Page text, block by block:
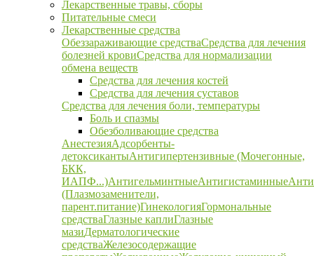
Лекарственные травы, сборы
Питательные смеси
Лекарственные средства
Обеззараживающие средстваСредства для лечения
болезней кровиСредства для нормализации
обмена веществ
Средства для лечения костей
Средства для лечения суставов
Средства для лечения боли, температуры
Боль и спазмы
Обезболивающие средства
АнестезияАдсорбенты-
детоксикантыАнтигипертензивные (Мочегонные,
БКК,
ИАПФ...)АнтигельминтныеАнтигистаминные
(Плазмозаменители,
парент.питание)ГинекологияГормональные
средстваГлазные каплиГлазные
мазиДерматологические
средстваЖелезосодержащие